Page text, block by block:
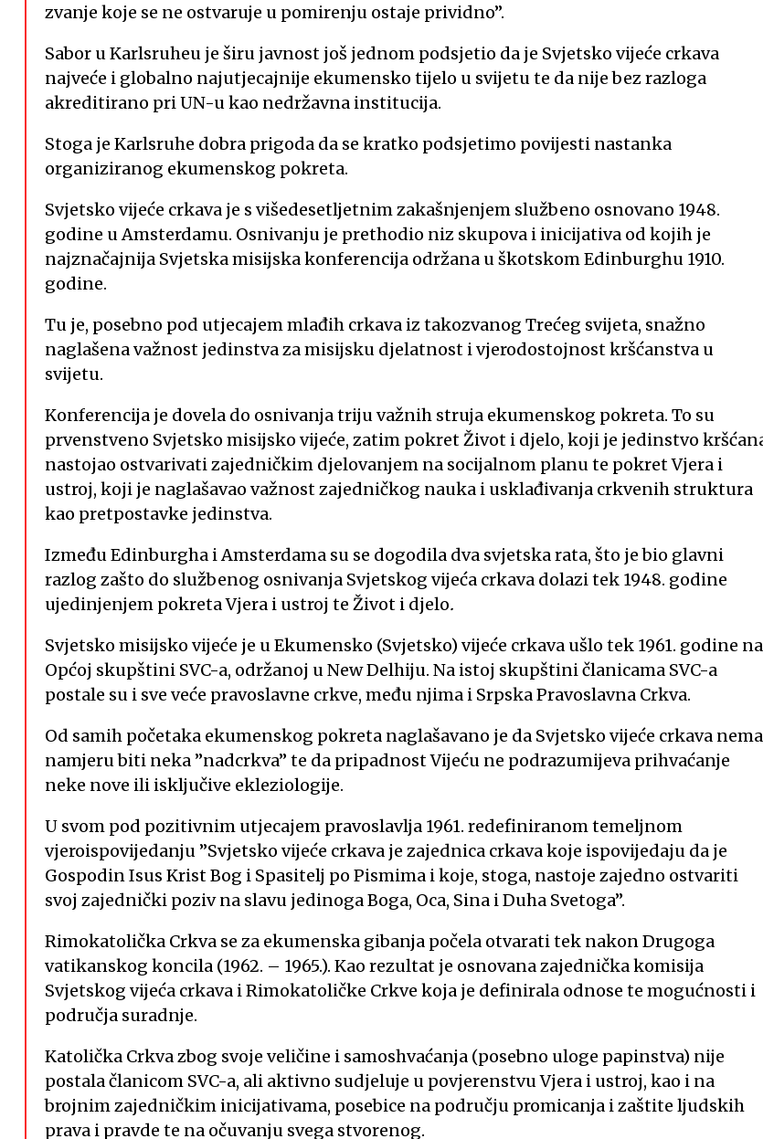
zvanje koje se ne ostvaruje u pomirenju ostaje prividno”.
Sabor u Karlsruheu je širu javnost još jednom podsjetio da je Svjetsko vijeće crkava
najveće i globalno najutjecajnije ekumensko tijelo u svijetu te da nije bez razloga
akreditirano pri UN-u kao nedržavna institucija.
Stoga je Karlsruhe dobra prigoda da se kratko podsjetimo povijesti nastanka
organiziranog ekumenskog pokreta.
Svjetsko vijeće crkava je s višedesetljetnim zakašnjenjem službeno osnovano 1948.
godine u Amsterdamu. Osnivanju je prethodio niz skupova i inicijativa od kojih je
najznačajnija Svjetska misijska konferencija održana u škotskom Edinburghu 1910.
godine.
Tu je, posebno pod utjecajem mlađih crkava iz takozvanog Trećeg svijeta, snažno
naglašena važnost jedinstva za misijsku djelatnost i vjerodostojnost kršćanstva u
svijetu.
Konferencija je dovela do osnivanja triju važnih struja ekumenskog pokreta. To su
prvenstveno Svjetsko misijsko vijeće, zatim pokret Život i djelo, koji je jedinstvo
nastojao ostvarivati zajedničkim djelovanjem na socijalnom planu te pokret Vjera i
ustroj, koji je naglašavao važnost zajedničkog nauka i usklađivanja crkvenih struktura
kao pretpostavke jedinstva.
Između Edinburgha i Amsterdama su se dogodila dva svjetska rata, što je bio glavni
razlog zašto do službenog osnivanja Svjetskog vijeća crkava dolazi tek 1948. godine
ujedinjenjem pokreta Vjera i ustroj te Život i djelo.
Svjetsko misijsko vijeće je u Ekumensko (Svjetsko) vijeće crkava ušlo tek 1961. godine na
Općoj skupštini SVC-a, održanoj u New Delhiju. Na istoj skupštini članicama SVC-a
postale su i sve veće pravoslavne crkve, među njima i Srpska Pravoslavna Crkva.
Od samih početaka ekumenskog pokreta naglašavano je da Svjetsko vijeće crkava nema
namjeru biti neka ”nadcrkva” te da pripadnost Vijeću ne podrazumijeva prihvaćanje
neke nove ili isključive ekleziologije.
U svom pod pozitivnim utjecajem pravoslavlja 1961. redefiniranom temeljnom
vjeroispovijedanju ”Svjetsko vijeće crkava je zajednica crkava koje ispovijedaju da je
Gospodin Isus Krist Bog i Spasitelj po Pismima i koje, stoga, nastoje zajedno ostvariti
svoj zajednički poziv na slavu jedinoga Boga, Oca, Sina i Duha Svetoga”.
Rimokatolička Crkva se za ekumenska gibanja počela otvarati tek nakon Drugoga
vatikanskog koncila (1962. – 1965.). Kao rezultat je osnovana zajednička komisija
Svjetskog vijeća crkava i Rimokatoličke Crkve koja je definirala odnose te mogućnosti i
područja suradnje.
Katolička Crkva zbog svoje veličine i samoshvaćanja (posebno uloge papinstva) nije
postala članicom SVC-a, ali aktivno sudjeluje u povjerenstvu Vjera i ustroj, kao i na
brojnim zajedničkim inicijativama, posebice na području promicanja i zaštite ljudskih
prava i pravde te na očuvanju svega stvorenog.